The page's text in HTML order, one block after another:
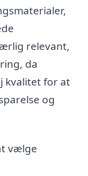
relevant,
da
kvalitet for at
og
vælge